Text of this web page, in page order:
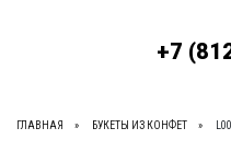
+7
ГЛАВНАЯ БУКЕТЫ ИЗ КОНФЕТ